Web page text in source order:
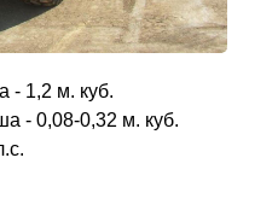
- 1,2 м. куб.
- 0,08-0,32 м. куб.